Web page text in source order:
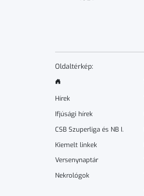
Oldaltérkép:
Hírek
Ifjúsági hírek
CSB Szuperliga és NB I.
Kiemelt linkek
Versenynaptár
Nekrológok